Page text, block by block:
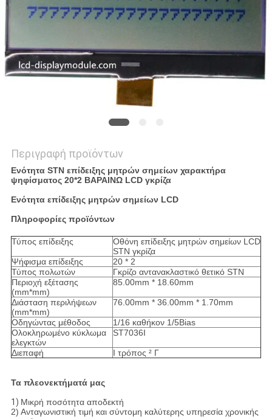
Περιγραφή προϊόντων
Ενότητα STN επίδειξης μητρών σημείων χαρακτήρα
ψηφίσματος 20*2 ΒΑΡΑΙΝΩ LCD γκρίζα
Ενότητα επίδειξης μητρών σημείων LCD
Πληροφορίες προϊόντων
Τύπος επίδειξης
Οθόνη επίδειξης μητρών σημείων LCD
STN γκρίζα
Ψήφισμα επίδειξης
20 * 2
Τύπος πολωτών
Γκρίζο αντανακλαστικό θετικό STN
Περιοχή εξέτασης
(mm*mm)
85.00mm * 18.60mm
Διάσταση περιλήψεων
(mm*mm)
76.00mm * 36.00mm * 1.70mm
Οδηγώντας μέθοδος
1/16 καθήκον 1/5Bias
Ολοκληρωμένο κύκλωμα
ελεγκτών
ST7036I
Διεπαφή Ι τρόπος ² Γ
Τα πλεονεκτήματά μας
1) Μικρή ποσότητα αποδεκτή
2) Ανταγωνιστική τιμή και σύντομη καλύτερης υπηρεσία χρονικής